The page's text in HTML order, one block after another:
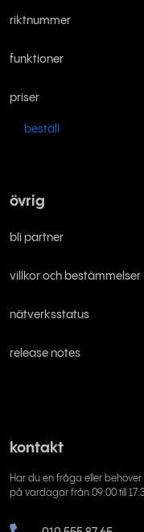
riktnummer
funktioner
priser
beställ
övrig
bli partner
villkor och bestämmelser
nätverksstatus
release notes
kontakt
Har du en fråga eller
på vardagar från 09:00 till